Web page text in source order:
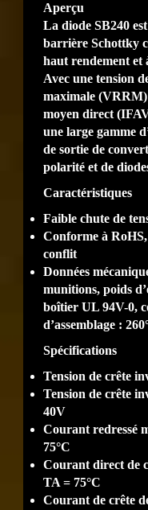
Aperçu
La diode SB240
barrière Schottky
haut rendement et
Avec une tension
maximale
moyen direct
une large gamme
de sortie de
polarité et de
Caractéristiques
Faible chute de
Conforme à
conflit
Données
munitions, poids
boîtier UL 94V-0,
d’assemblage :
Spécifications
Tension de crête
Tension de crête
40V
Courant redressé
75°C
Courant direct de
TA = 75°C
Courant de crête